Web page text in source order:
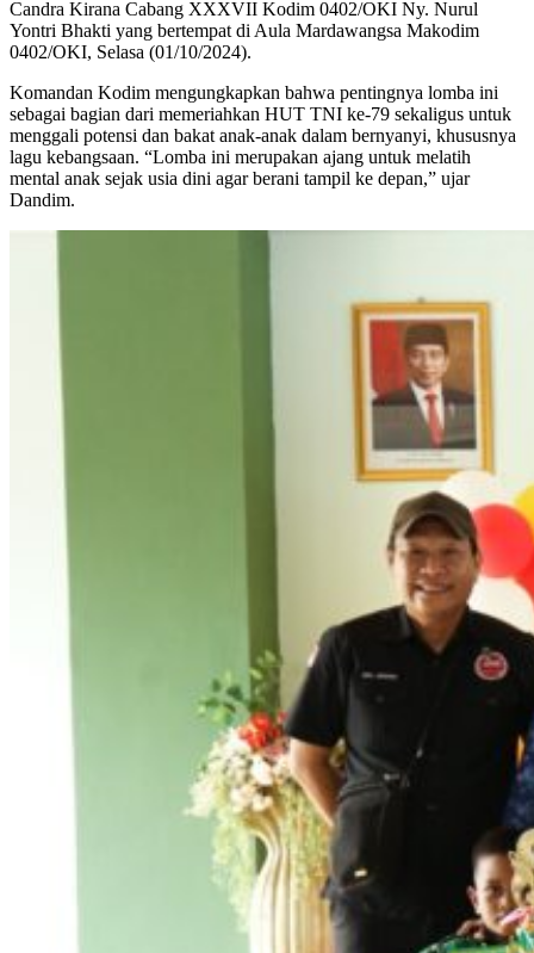
Candra Kirana Cabang XXXVII Kodim 0402/OKI Ny. Nurul
Yontri Bhakti yang bertempat di Aula Mardawangsa Makodim
0402/OKI, Selasa (01/10/2024).
Komandan Kodim mengungkapkan bahwa pentingnya lomba ini
sebagai bagian dari memeriahkan HUT TNI ke-79 sekaligus untuk
menggali potensi dan bakat anak-anak dalam bernyanyi, khususnya
lagu kebangsaan. “Lomba ini merupakan ajang untuk melatih
mental anak sejak usia dini agar berani tampil ke depan,” ujar
Dandim.